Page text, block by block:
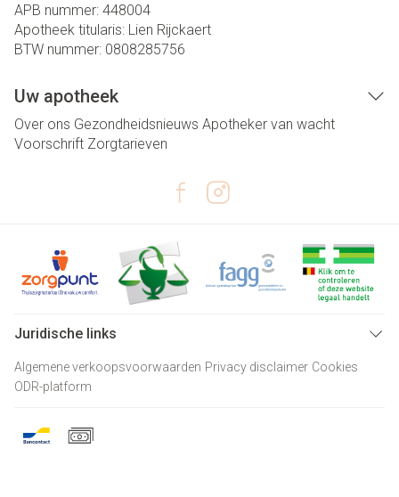
APB nummer: 448004
Apotheek titularis: Lien Rijckaert
BTW nummer: 0808285756
Uw apotheek
Over ons Gezondheidsnieuws Apotheker van wacht
Voorschrift Zorgtarieven
Juridische links
Algemene verkoopsvoorwaarden Privacy disclaimer Cookies
ODR-platform